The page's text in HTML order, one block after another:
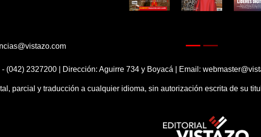
(042) 2327200 | Dirección: Aguirre 734 y Boyacá | Email:
parcial y traducción a cualquier idioma, sin autorización escrita de su